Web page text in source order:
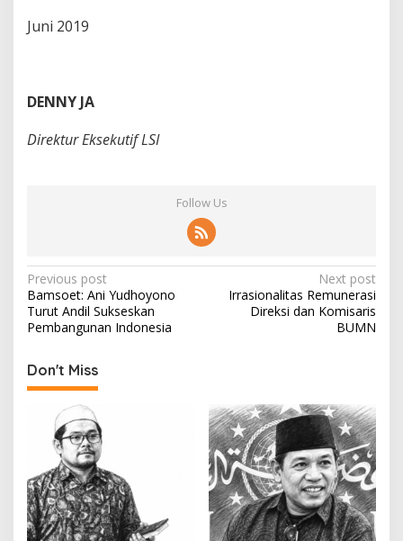
Juni 2019
DENNY JA
Direktur Eksekutif LSI
Follow Us
P
o
s
t
n
g
a
Previous post
Bamsoet: Ani Yudhoyono
Turut Andil Sukseskan
Pembangunan Indonesia
Next post
Irrasionalitas Remunerasi
Direksi dan Komisaris
BUMN
Don't Miss